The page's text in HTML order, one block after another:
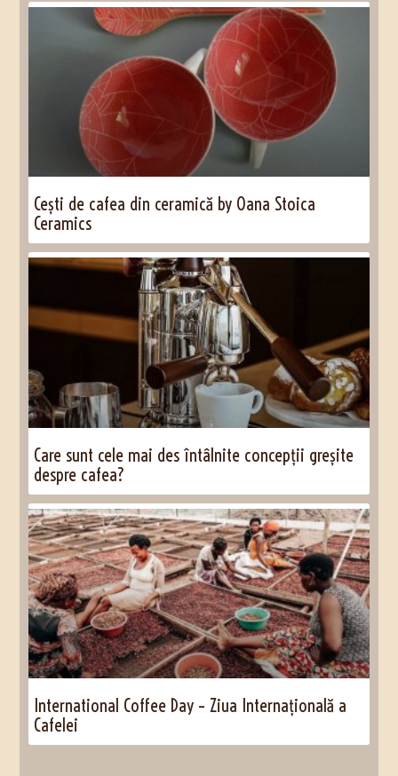
Cești de cafea din ceramică by Oana Stoica
Ceramics
Care sunt cele mai des întâlnite concepții greșite
despre cafea?
International Coffee Day – Ziua Internațională a
Cafelei